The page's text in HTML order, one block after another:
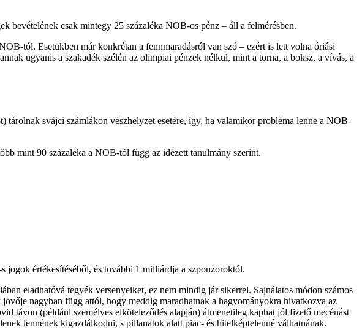
bevételének csak mintegy 25 százaléka NOB-os pénz – áll a felmérésben.
tól. Esetükben már konkrétan a fennmaradásról van szó – ezért is lett volna óriási
ugyanis a szakadék szélén az olimpiai pénzek nélkül, mint a torna, a boksz, a vívás, a
svájci számlákon vészhelyzet esetére, így, ha valamikor probléma lenne a NOB-
mint 90 százaléka a NOB-tól függ az idézett tanulmány szerint.
értékesítéséből, és további 1 milliárdja a szponzoroktól.
eladhatóvá tegyék versenyeiket, ez nem mindig jár sikerrel. Sajnálatos módon számos
nagyban függ attól, hogy meddig maradhatnak a hagyományokra hivatkozva az
távon (például személyes elköteleződés alapján) átmenetileg kaphat jól fizető mecénást
lennének kigazdálkodni, s pillanatok alatt piac- és hitelképtelenné válhatnának.